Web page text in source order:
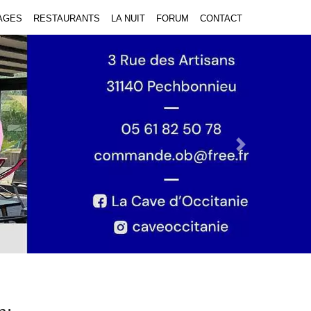
RESTAURANTS LA NUIT FORUM CONTACT
Next Slide